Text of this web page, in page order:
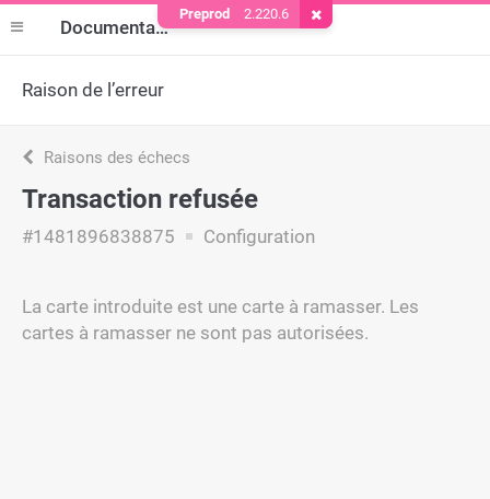
Documentation
Raison de l’erreur
Raisons des échecs
Transaction refusée
#1481896838875 Configuration
La carte introduite est une carte à ramasser. Les
cartes à ramasser ne sont pas autorisées.
Preprod 2.220.6 Supprimer le cookie